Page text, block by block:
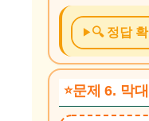
🔍 정답
문제 6. 막